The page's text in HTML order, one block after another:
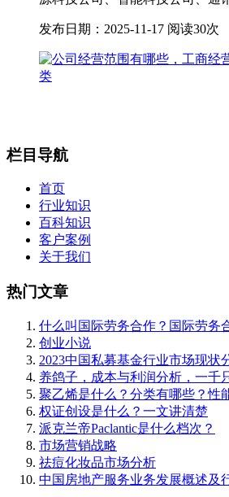
发布日期：2025-11-17 阅读30次
栏目导航
首页
行业知识
百科知识
客户案例
关于我们
热门文章
什么叫国际劳务合作？国际劳务
创业小说
2023中国私募基金行业市场现状
养鸽子，成本与利润分析，一千
聚乙烯是什么？分类有哪些？性
权证创设是什么？一文讲清楚
派克兰帝Paclantic是什么档次？
市场营销战略
祛痘化妆品市场分析
中国房地产服务业务发展概述及